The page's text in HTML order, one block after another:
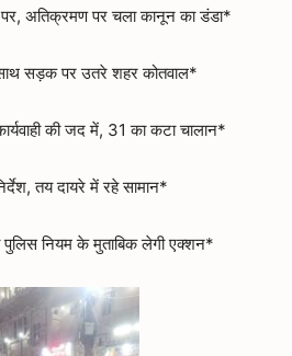
पर, अतिक्रमण पर चला कानून का डंडा*
सड़क पर उतरे शहर कोतवाल*
की जद में, 31 का कटा चालान*
तय दायरे में रहे सामान*
नियम के मुताबिक लेगी एक्शन*